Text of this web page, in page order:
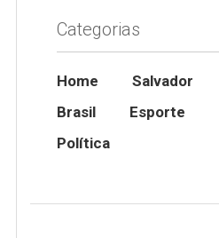
Categorias
Home Salvador
Brasil
Esporte
Política